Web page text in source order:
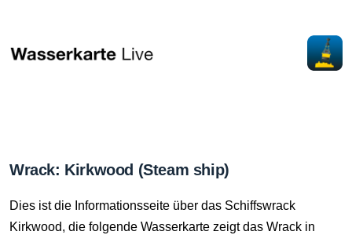
Wrack: Kirkwood (Steam ship)
Dies ist die Informationsseite über das Schiffswrack
Kirkwood, die folgende Wasserkarte zeigt das Wrack in